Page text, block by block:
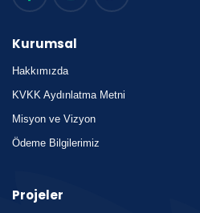
Kurumsal
Hakkımızda
KVKK Aydınlatma Metni
Misyon ve Vizyon
Ödeme Bilgilerimiz
Projeler